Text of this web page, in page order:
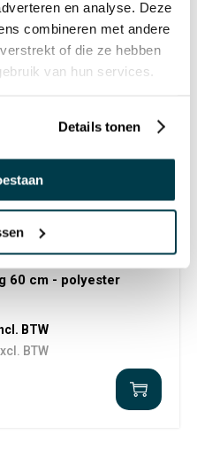
en analyse. Deze
combineren met andere
of die ze hebben
van hun services.
Details tonen
60 cm - polyester
BTW
BTW